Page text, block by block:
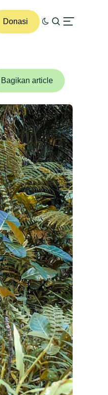
Donasi
Bagikan article